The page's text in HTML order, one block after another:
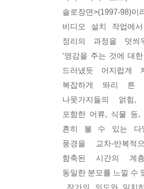
솔로장면>(1997-98)
비디오 설치 작업에
정리의 과정을 덧씌
‘영감을 주는 것에 대
드러냈듯 어지럽게
복잡하게 똬리 튼
나뭇가지들의 얽힘
포함한 어류, 식물 등,
흔히 볼 수 있는 다
풍경을 교차-반복적
함축된 시간의 계
동일한 분모를 느낄 수